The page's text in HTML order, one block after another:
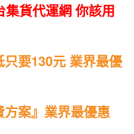
貨代運網 你該用
要130元 業界最優
案』業界最優惠